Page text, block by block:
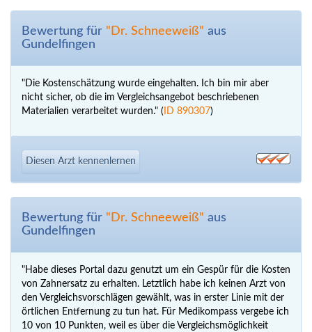
Bewertung für "Dr. Schneeweiß" aus
Gundelfingen
"Die Kostenschätzung wurde eingehalten. Ich bin mir aber
nicht sicher, ob die im Vergleichsangebot beschriebenen
Materialien verarbeitet wurden." ( ID 890307)
Diesen Arzt kennenlernen
Bewertung für "Dr. Schneeweiß" aus
Gundelfingen
"Habe dieses Portal dazu genutzt um ein Gespür für die Kosten
von Zahnersatz zu erhalten. Letztlich habe ich keinen Arzt von
den Vergleichsvorschlägen gewählt, was in erster Linie mit der
örtlichen Entfernung zu tun hat. Für Medikompass vergebe ich
10 von 10 Punkten, weil es über die Vergleichsmöglichkeit